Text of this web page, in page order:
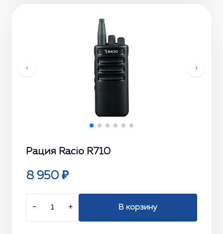
‹ ›
Рация Racio R710
8 950 ₽
− + В корзину